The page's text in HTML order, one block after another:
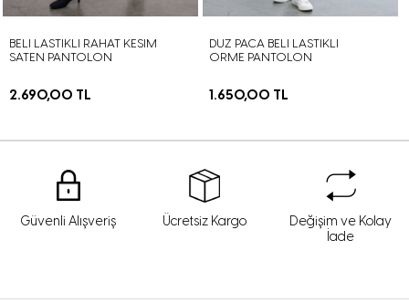
BELI LASTIKLI RAHAT KESIM
SATEN PANTOLON
2.690,00 TL
DUZ PACA BELI LASTIKLI
ORME PANTOLON
1.650,00 TL
Güvenli Alışveriş Ücretsiz Kargo
Değişim ve Kolay
İade